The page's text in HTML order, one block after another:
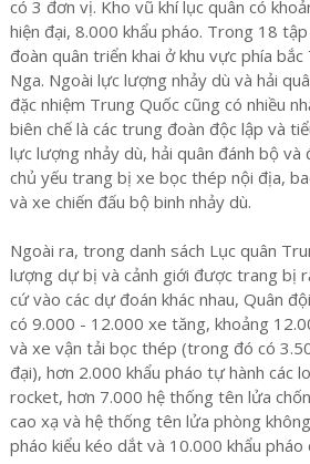
có 3 đơn vị. Kho vũ khí lục quân có
hiện đại, 8.000 khẩu pháo. Trong 18
đoàn quân triển khai ở khu vực phía
Nga. Ngoài lực lượng nhảy dù và hải
đặc nhiệm Trung Quốc cũng có nhiều
biên chế là các trung đoàn độc lập và
lực lượng nhảy dù, hải quân đánh bộ và
chủ yếu trang bị xe bọc thép nội địa,
và xe chiến đấu bộ binh nhảy dù.
Ngoài ra, trong danh sách Lục quân
lượng dự bị và cảnh giới được trang bị
cứ vào các dự đoán khác nhau, Quân
có 9.000 - 12.000 xe tăng, khoảng
và xe vận tải bọc thép (trong đó có
đại), hơn 2.000 khẩu pháo tự hành các
rocket, hơn 7.000 hệ thống tên lửa
cao xạ và hệ thống tên lửa phòng
pháo kiểu kéo dắt và 10.000 khẩu pháo